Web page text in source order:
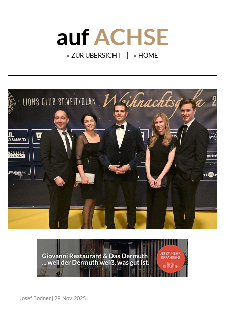
aufACHSE
« ZUR ÜBERSICHT | « HOME
Josef Bodner | 29. Nov. 2025